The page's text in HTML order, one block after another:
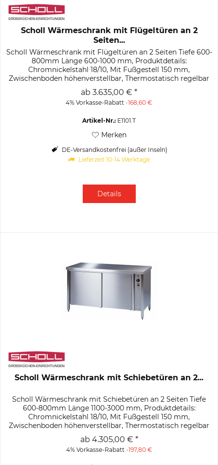
Scholl Wärmeschrank mit Flügeltüren an 2
Seiten...
Scholl Wärmeschrank mit Flügeltüren an 2 Seiten Tiefe 600-
800mm Länge 600-1000 mm, Produktdetails:
Chromnickelstahl 18/10, Mit Fußgestell 150 mm,
Zwischenboden höhenverstellbar, Thermostatisch regelbar
von 30–85 °C, E.-Anschluss: 0,7 bis...
ab 3.635,00 € *
4% Vorkasse-Rabatt-168,60 €
Artikel-Nr.: E1101.T
Merken
DE-Versandkostenfrei (außer Inseln)
Lieferzeit 10-14 Werktage
Details
Scholl Wärmeschrank mit Schiebetüren an 2...
Scholl Wärmeschrank mit Schiebetüren an 2 Seiten Tiefe
600-800mm Länge 1100-3000 mm, Produktdetails:
Chromnickelstahl 18/10, Mit Fußgestell 150 mm,
Zwischenboden höhenverstellbar, Thermostatisch regelbar
von 30–85 °C, E.-Anschluss: 0,7...
ab 4.305,00 € *
4% Vorkasse-Rabatt -197,80 €